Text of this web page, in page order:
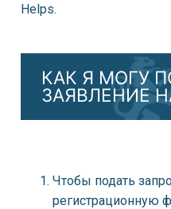
Helps.
КАК Я МОГУ
ЗАЯВЛЕНИЕ
Чтобы подать
регистрационную